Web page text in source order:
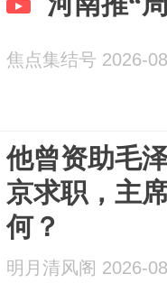
焦点集结号 2026-
他曾资助毛
京求职，主
何？
明月清风阁 2026-